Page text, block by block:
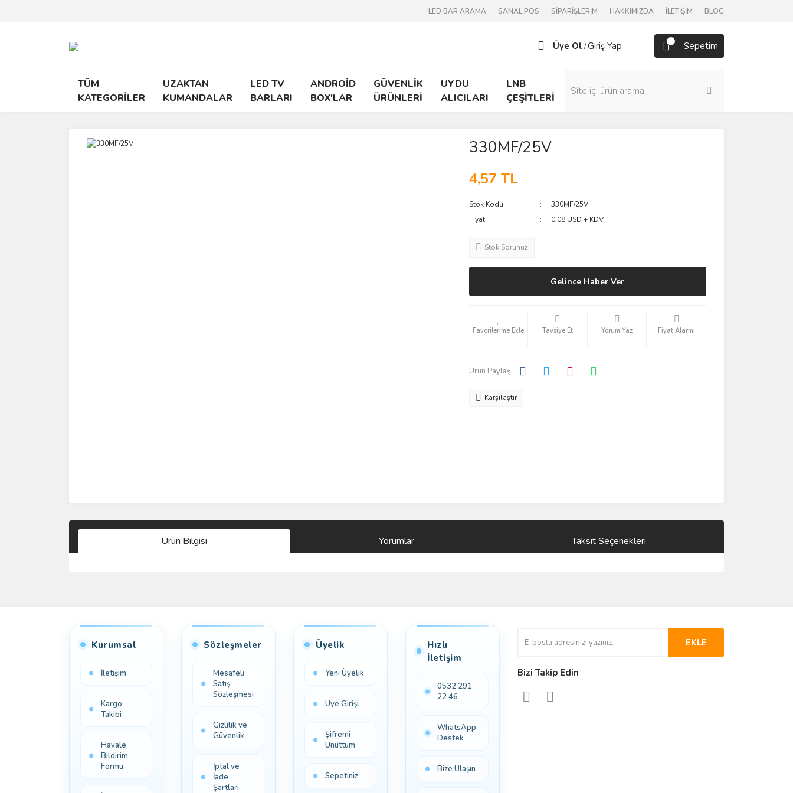
LED BAR ARAMA SANAL POS SİPARİŞLERİM HAKKIMIZDA İLETİŞİM BLOG
Üye Ol /Giriş Yap Sepetim
TÜM
KATEGORİLER
UZAKTAN
KUMANDALAR
LED TV
BARLARI
ANDROİD
BOX'LAR
GÜVENLİK
ÜRÜNLERİ
UYDU
ALICILARI
LNB
ÇEŞİTLERİ
330MF/25V
4,57 TL
Stok Kodu
330MF/25V
Fiyat
0,08 USD + KDV
Stok Sorunuz
Gelince Haber Ver
Tavsiye Et Yorum Yaz Fiyat Alarmı
Ürün Paylaş :
Karşılaştır
Ürün Bilgisi Yorumlar Taksit Seçenekleri
Kurumsal
İletişim
Kargo
Takibi
Havale
Bildirim
Formu
Sözleşmeler
Mesafeli
Satış
Sözleşmesi
Gizlilik ve
Güvenlik
İptal ve
İade
Şartları
Üyelik
Yeni Üyelik
Üye Girişi
Şifremi
Unuttum
Sepetiniz
Hızlı
İletişim
0532 291
22 46
WhatsApp
Destek
Bize Ulaşın
EKLE
Bizi Takip Edin